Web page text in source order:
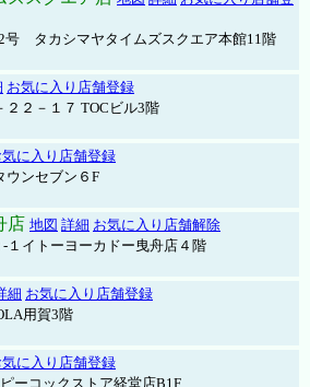
号 タカシマヤタイムズスクエア本館11階
お気に入り店舗登録
２－１７ TOCビル3階
気に入り店舗登録
ンセブン６F
店 地図 詳細 お気に入り店舗解除
１イトーヨーカドー曳舟店４階
細 お気に入り店舗登録
用賀3階
気に入り店舗登録
ーコックストア経堂店B1F